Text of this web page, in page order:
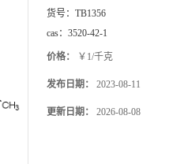
货号： TB1356
cas： 3520-42-1
价格： ￥1/千克
发布日期： 2023-08-11
更新日期： 2026-08-08